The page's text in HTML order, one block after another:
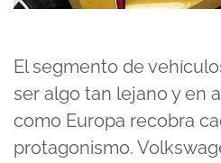
El segmento de
ser algo tan lejano y en
como Europa recobra
protagonismo.